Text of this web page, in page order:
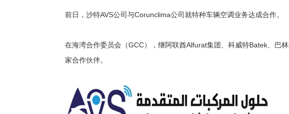
前日，沙特AVS公司与Corunclima公司就特种车辆空调业务达成合作。
在海湾合作委员会（GCC），继阿联酋Alfurat集团、科威特Batek、巴
家合作伙伴。